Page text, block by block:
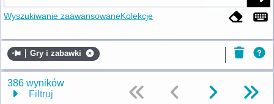
Wyszukiwanie zaawansowaneKolekcje
Gry i zabawki
386 wyników
Filtruj